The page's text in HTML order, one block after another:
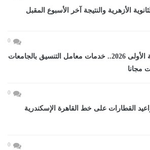
الأزهرية والنتيجة آخر الأسبوع المقبل
0
تنسيق المرحلة الأولى 2026.. خدمات معامل التنسيق بالجامعات
مجانا
0
القطارات على خط القاهرة الإسكندرية
0